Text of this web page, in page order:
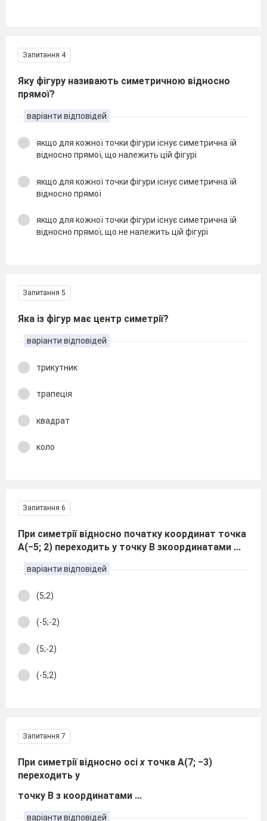
Запитання 4
Яку фігуру називають симетричною відносно
прямої?
варіанти відповідей
якщо для кожної точки фігури існує симетрична їй
відносно прямої, що належить цій фігурі
якщо для кожної точки фігури існує симетрична їй
відносно прямої
якщо для кожної точки фігури існує симетрична їй
відносно прямої, що не належить цій фігурі
Запитання 5
Яка із фігур має центр симетрії?
варіанти відповідей
трикутник
трапеція
квадрат
коло
Запитання 6
При симетрії відносно початку координат точка
А(−5; 2) переходить у точку В зкоординатами ...
варіанти відповідей
(5;2)
(-5;-2)
(5;-2)
(-5;2)
Запитання 7
При симетрії відносно осі х точка А(7; −3)
переходить у
точку В з координатами ...
варіанти відповідей